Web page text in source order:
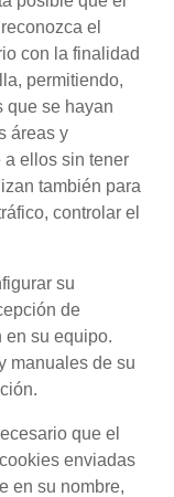
el
con la finalidad
permitiendo,
que se hayan
áreas y
ellos sin tener
también para
controlar el
su
de
en su equipo.
manuales de su
que el
enviadas
en su nombre,